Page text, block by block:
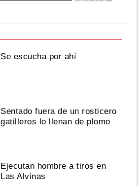
Se escucha por ahí
Sentado fuera de un rosticero
gatilleros lo llenan de plomo
Ejecutan hombre a tiros en
Las Alvinas